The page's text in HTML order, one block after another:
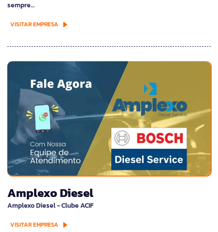
sempre…
VISITAR EMPRESA
Amplexo Diesel
Amplexo Diesel - Clube ACIF
VISITAR EMPRESA